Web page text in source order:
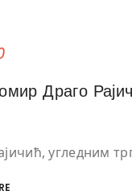
Драго
угледним